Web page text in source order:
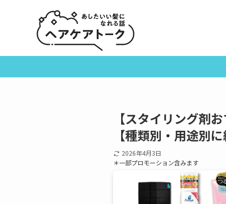
【スタイリング剤
【種類別・用途別に
2026年4月3日
＊一部プロモーション含みます